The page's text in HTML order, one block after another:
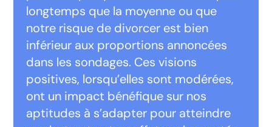
longtemps que la moyenne ou que
notre risque de divorcer est bien
inférieur aux proportions annoncées
dans les sondages. Ces visions
positives, lorsqu’elles sont modérées,
ont un impact bénéfique sur nos
aptitudes à s’adapter pour atteindre